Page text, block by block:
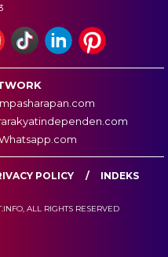
POLICY INDEKS
ALL RIGHTS RESERVED